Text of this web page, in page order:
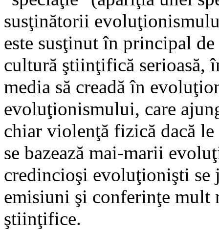
susţinătorii
este susţinut în principal
cultură ştiinţifică serioasă,
media să creadă în
evoluţionismului, care
chiar violenţă fizică dacă
se bazează mai-marii
credincioşi evoluţionişti se
emisiuni şi conferinţe mult
ştiinţifice.